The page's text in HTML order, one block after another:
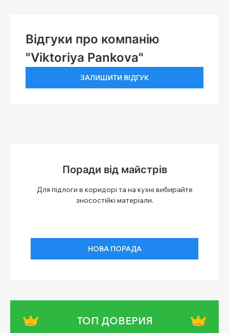
Відгуки про компанію
"Viktoriya Pankova"
ЗАЛИШИТИ ВІДГУК
Поради від майстрів
Для підлоги в коридорі та на кухні вибирайте
зносостійкі матеріали.
НОВА ПОРАДА
ТОП ДОВЕРИЯ